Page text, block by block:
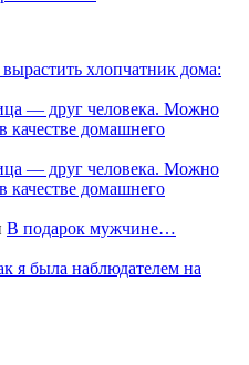
хлопчатник дома:
— друг человека. Можно
качестве домашнего
— друг человека. Можно
качестве домашнего
В подарок мужчине…
я была наблюдателем на